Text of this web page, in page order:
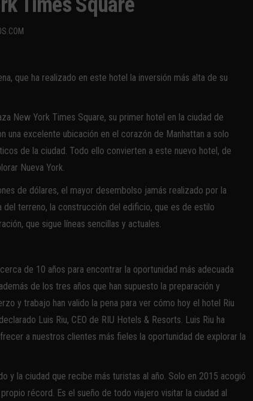
que ha realizado en este hotel la inversión más alta de su
New York Times Square, su primer hotel en la ciudad de
una excelente ubicación en el corazón de Manhattan a solo
de la ciudad. Todo ello convierten a este nuevo hotel, de
Nueva York.
de dólares, el mayor desembolso jamás realizado por la
del terreno, la construcción del edificio, que es de estilo
que sigue líneas sencillas y actuales.
de 10 años para encontrar la oportunidad más adecuada
de los tres años que han supuesto la preparación y
y trabajo han valido la pena para ver cómo hoy el hotel Riu
Luis Riu, CEO de RIU Hotels & Resorts. Luis Riu ha
a nuestros clientes más fieles la oportunidad de explorar la
y la ciudad que recibe más turistas al año. Solo en 2015 acogió
récord. Es el sueño de todo viajero visitar la ciudad al